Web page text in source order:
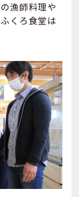
漁師料理や
くろ食堂は